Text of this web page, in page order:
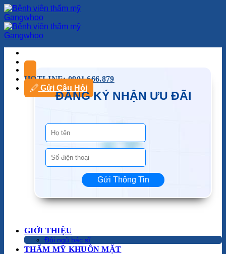
HOTLINE: 0901.666.879
Gửi Câu Hỏi
ĐĂNG KÝ NHẬN ƯU ĐÃI
Gửi Thông Tin
GIỚI THIỆU
Đội ngũ bác sĩ
THẨM MỸ KHUÔN MẶT